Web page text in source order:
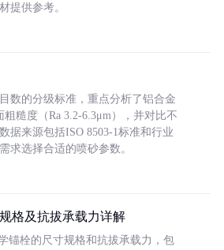
提供参考。
数的分级标准，重点分析了铝合金
糙度（Ra 3.2-6.3μm），并对比不
据来源包括ISO 8503-1标准和行业
求选择合适的喷砂参数。
格及抗拔承载力详解
锚栓的尺寸规格和抗拔承载力，包